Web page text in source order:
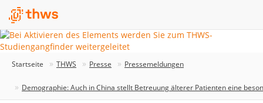
Startseite THWS Presse Pressemeldungen
Demographie: Auch in China stellt Betreuung älterer Patienten eine